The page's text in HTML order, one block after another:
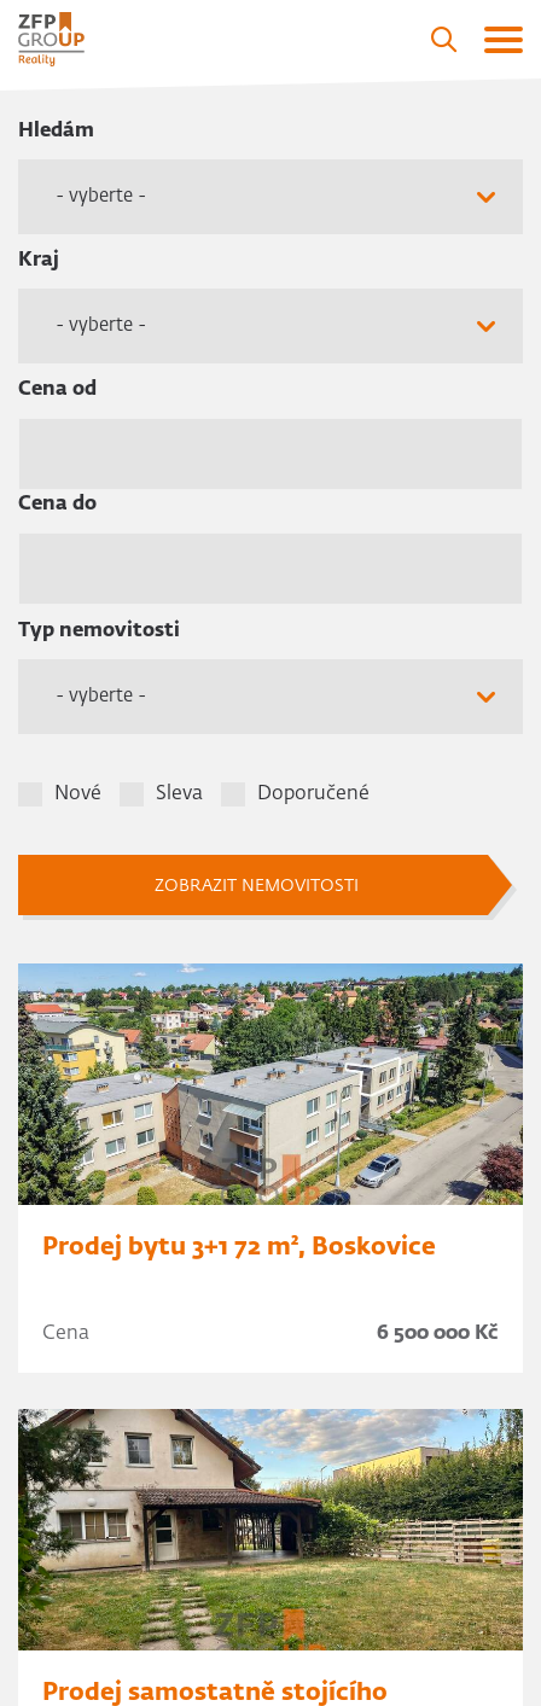
Hledám
- vyberte -
Kraj
- vyberte -
Cena od
Cena do
Typ nemovitosti
- vyberte -
Nové Sleva Doporučené
ZOBRAZIT NEMOVITOSTI
Prodej bytu 3+1 72 m², Boskovice
Cena 6 500 000 Kč
Prodej samostatně stojícího